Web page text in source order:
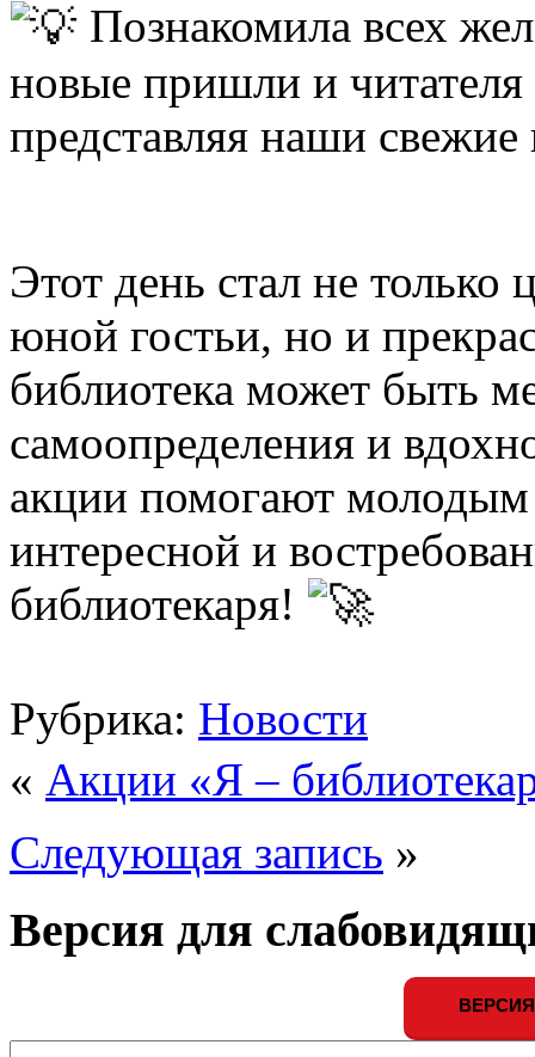
Познакомила всех
новые пришли и
представляя наши свежие
Этот день стал не
юной гостьи, но и
библиотека может быть
самоопределения и
акции помогают молодым
интересной и
библиотекаря!
Рубрика: Новости
« Акции «Я –
Следующая запись »
Версия для